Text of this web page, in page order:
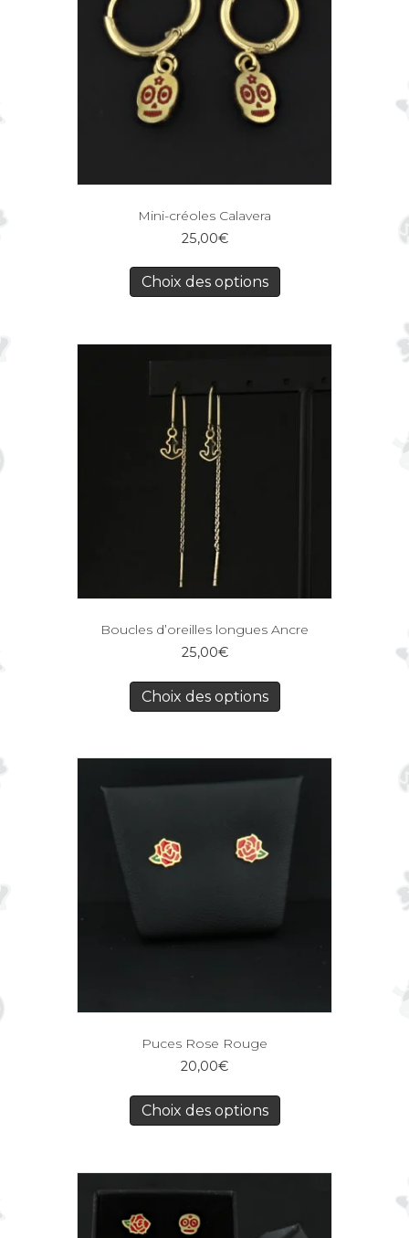
Mini-créoles Calavera
25,00€
Choix des options
Boucles d’oreilles longues Ancre
25,00€
Choix des options
Puces Rose Rouge
20,00€
Choix des options